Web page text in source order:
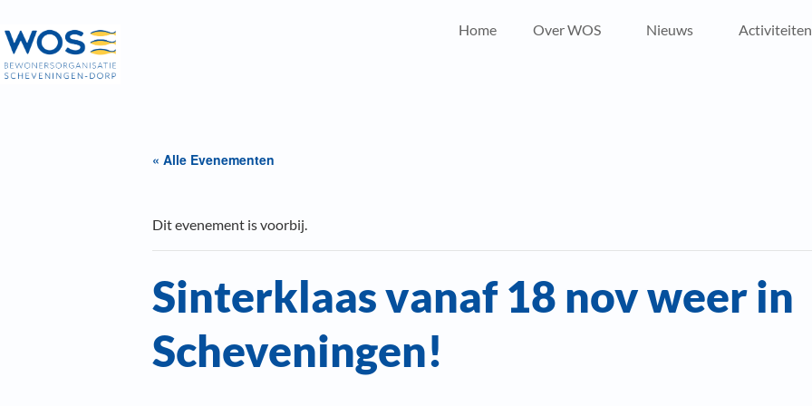
Home Over WOS Nieuws Activiteiten
« Alle Evenementen
Dit evenement is voorbij.
Sinterklaas vanaf 18 nov weer in
Scheveningen!